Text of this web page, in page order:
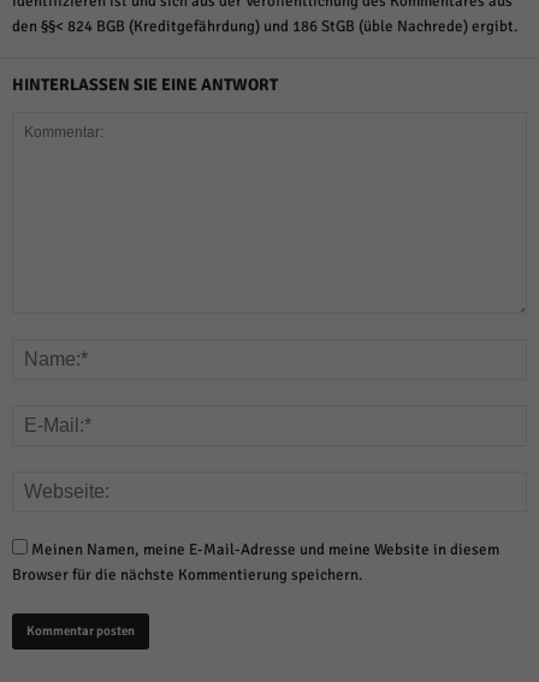
den §§< 824 BGB (Kreditgefährdung) und 186 StGB (üble Nachrede) ergibt.
HINTERLASSEN SIE EINE ANTWORT
Meinen Namen, meine E-Mail-Adresse und meine Website in diesem
Browser für die nächste Kommentierung speichern.